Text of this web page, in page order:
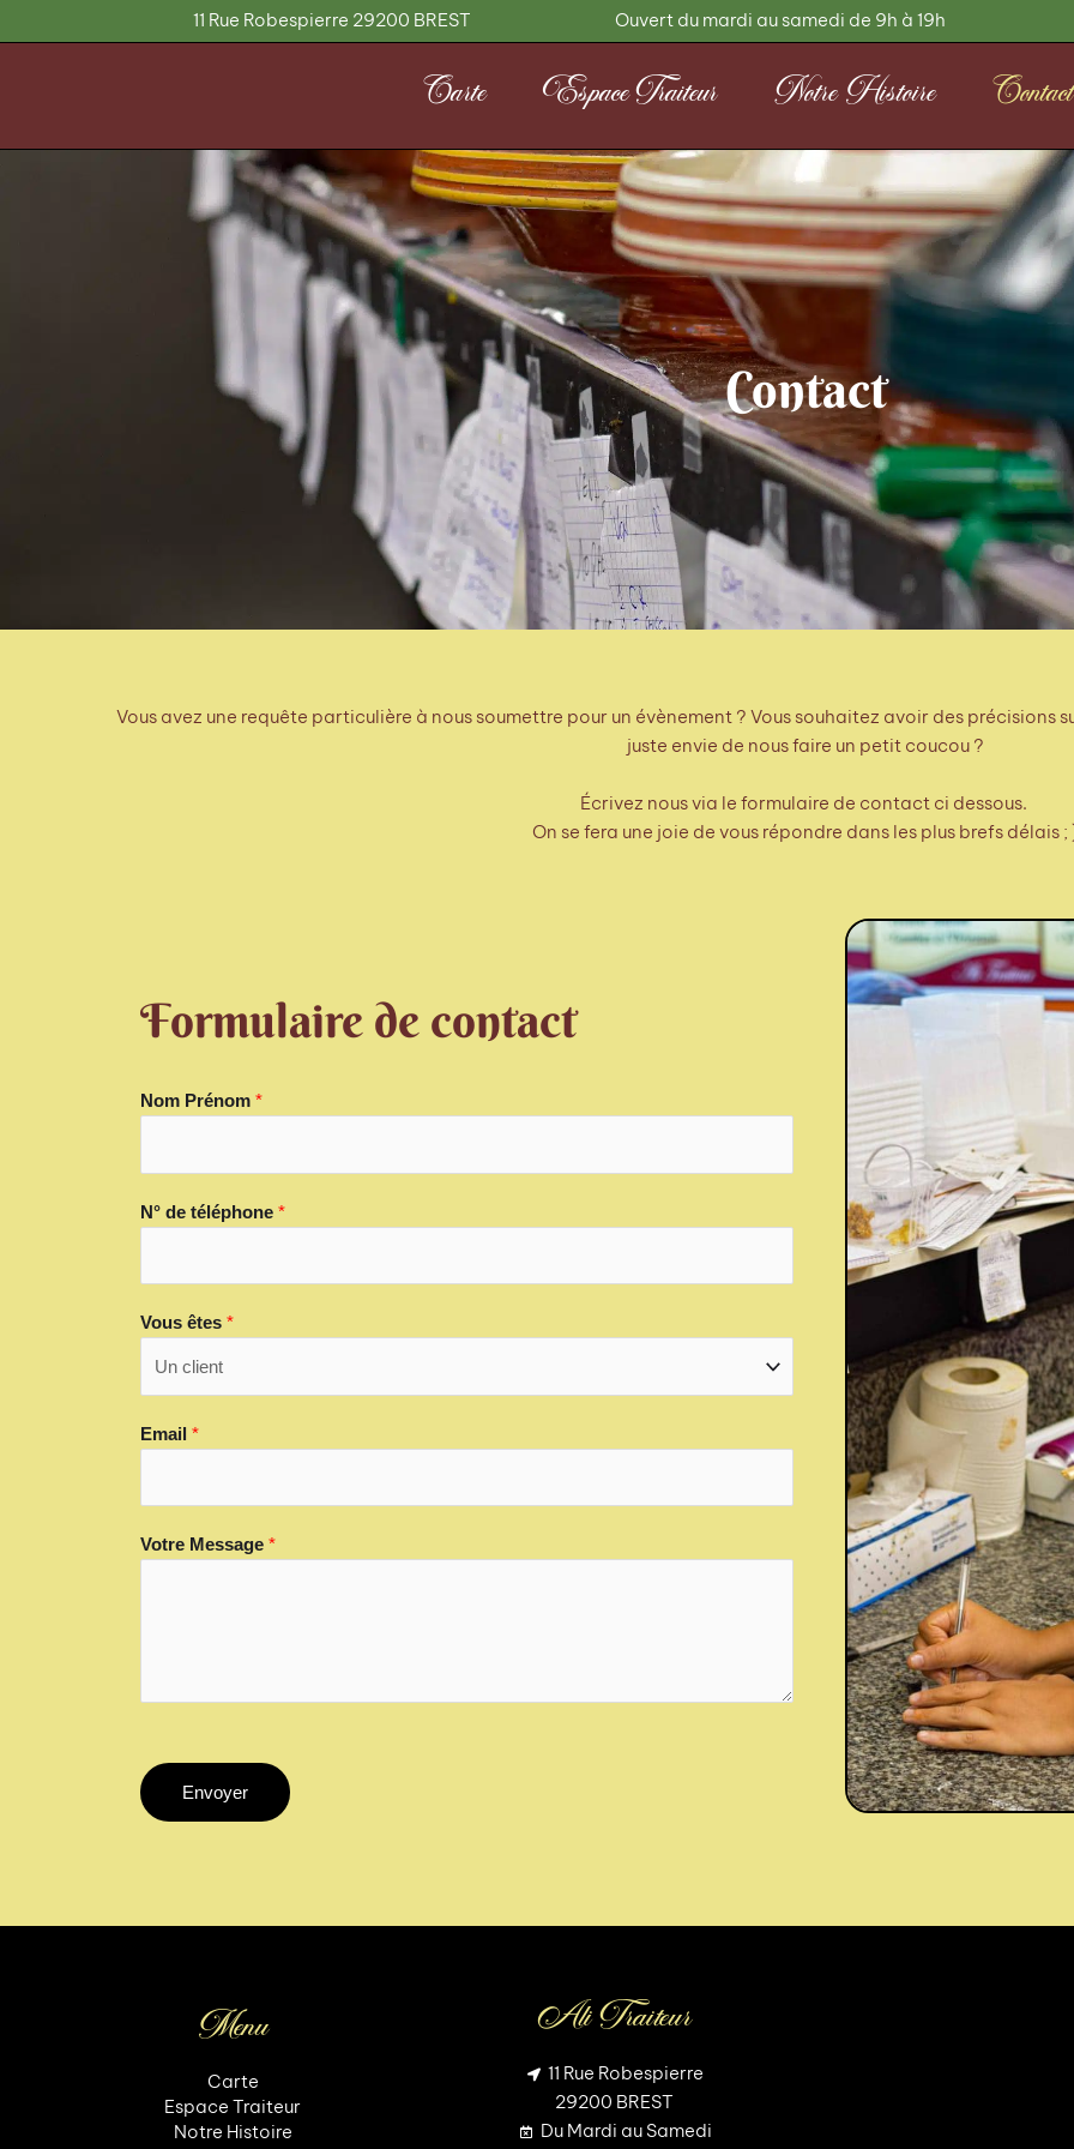
au
11 Rue Robespierre 29200 BREST Ouvert du mardi au samedi de 9h à 19h
Carte Espace Traiteur Notre Histoire Contact
Contact
Vous avez une requête particulière à nous soumettre pour un évènement ? Vous souhaitez avoir des précisions
juste envie de nous faire un petit coucou ?
Écrivez nous via le formulaire de contact ci dessous.
On se fera une joie de vous répondre dans les plus brefs délais ;
Formulaire de contact
Nom Prénom *
N° de téléphone *
Vous êtes *
Email *
Votre Message *
Envoyer
Menu
Carte
Espace Traiteur
Notre Histoire
Ali Traiteur
11 Rue Robespierre
29200 BREST
Du Mardi au Samedi